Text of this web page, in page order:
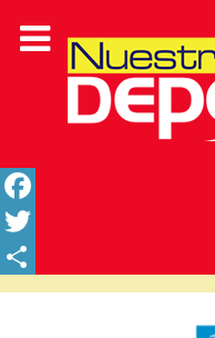
Facebook
Twitter
Share